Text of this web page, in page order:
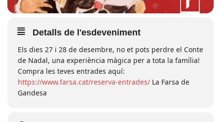
Detalls de l'esdeveniment
Els dies 27 i 28 de desembre, no et pots perdre el Conte
de Nadal, una experiència màgica per a tota la família!
Compra les teves entrades aquí:
https://www.farsa.cat/reserva-entrades/ La Farsa de
Gandesa